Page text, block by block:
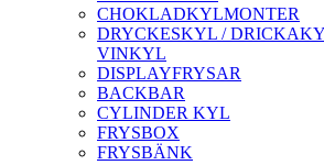
CHOKLADKYLMONTER
DRYCKESKYL /
VINKYL
DISPLAYFRYSAR
BACKBAR
CYLINDER KYL
FRYSBOX
FRYSBÄNK